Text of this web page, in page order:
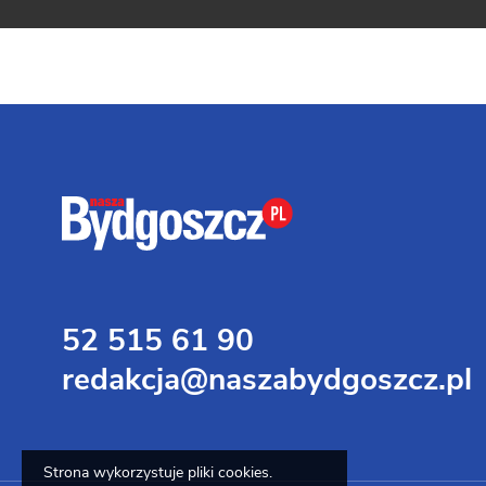
52 515 61 90
redakcja@naszabydgoszcz.pl
Strona wykorzystuje pliki cookies.